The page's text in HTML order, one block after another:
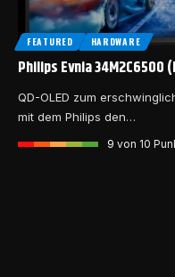
FEATURED HARDWARE
Philips Evnia 34M2C6500
QD-OLED zum
mit dem Philips den…
9 von 10